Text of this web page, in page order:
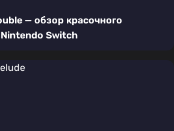
— обзор красочного
Switch